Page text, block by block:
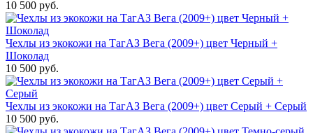
10 500 руб.
Чехлы из экокожи на ТагАЗ Вега (2009+) цвет Черный +
Шоколад
10 500 руб.
Чехлы из экокожи на ТагАЗ Вега (2009+) цвет Серый + Серый
10 500 руб.